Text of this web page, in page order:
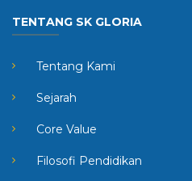
TENTANG SK GLORIA
Tentang Kami
Sejarah
Core Value
Filosofi Pendidikan